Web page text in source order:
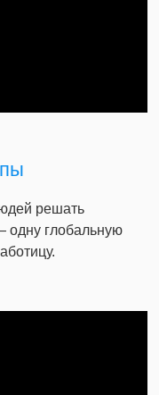
решать
одну глобальную